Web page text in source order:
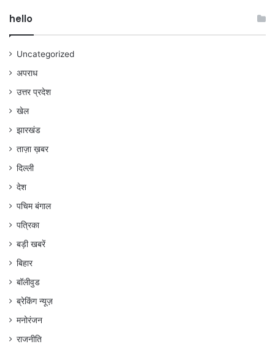
hello
Uncategorized
अपराध
उत्तर प्रदेश
खेल
झारखंड
ताज़ा ख़बर
दिल्ली
देश
पचिम बंगाल
पत्रिका
बड़ी खबरें
बिहार
बॉलीवुड
ब्रेकिंग न्यूज़
मनोरंजन
राजनीति